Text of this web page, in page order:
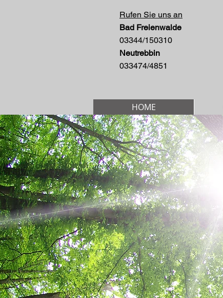
Rufen Sie uns an
Bad Freienwalde
03344/150310
Neutrebbin
033474/4851
HOME